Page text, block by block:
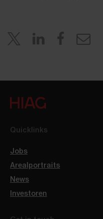
Quicklinks
Jobs
Arealportraits
News
Investoren